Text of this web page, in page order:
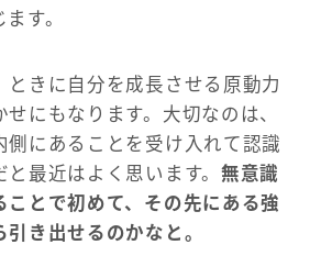
す。
ときに自分を成長させる原動力
にもなります。大切なのは、
側にあることを受け入れて認識
最近はよく思います。 無意識
ことで初めて、その先にある強
き出せるのかなと。